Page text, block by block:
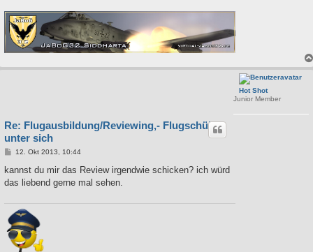
Hot Shot
Junior Member
Re: Flugausbildung/Reviewing,- Flugschüler
unter sich
B
i
r
12. Okt 2013, 10:44
kannst du mir das Review irgendwie schicken? ich würd
das liebend gerne mal sehen.